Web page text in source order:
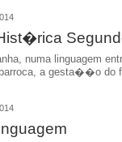
numa linguagem
a gesta��o do